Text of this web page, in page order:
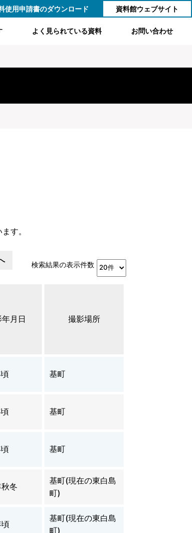
使用申請書のダウンロード 資料館ウェブサイト
よく見られている資料 お問い合わせ
す。
検索結果の表示件数
月日 撮影場所
基町
基町
基町
冬
基町(現在の東白島
町)
基町(現在の東白島
町)